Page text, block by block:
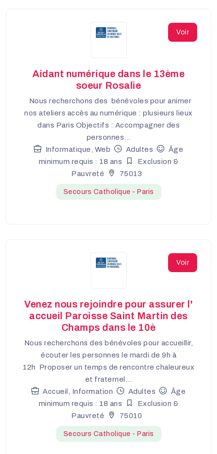
Voir
Aidant numérique dans le 13ème
soeur Rosalie
Nous recherchons des bénévoles pour animer
nos ateliers accès au numérique : plusieurs lieux
dans Paris Objectifs : Accompagner des
personnes...
Informatique, Web
Adultes
Âge
minimum requis : 18 ans
Exclusion &
Pauvreté
75013
Secours Catholique - Paris
Voir
Venez nous rejoindre pour assurer l'
accueil Paroisse Saint Martin des
Champs dans le 10è
Nous recherchons des bénévoles pour accueillir,
écouter les personnes le mardi de 9h à
12h Proposer un temps de rencontre chaleureux
et fraternel...
Accueil, Information
Adultes
Âge
minimum requis : 18 ans
Exclusion &
Pauvreté
75010
Secours Catholique - Paris